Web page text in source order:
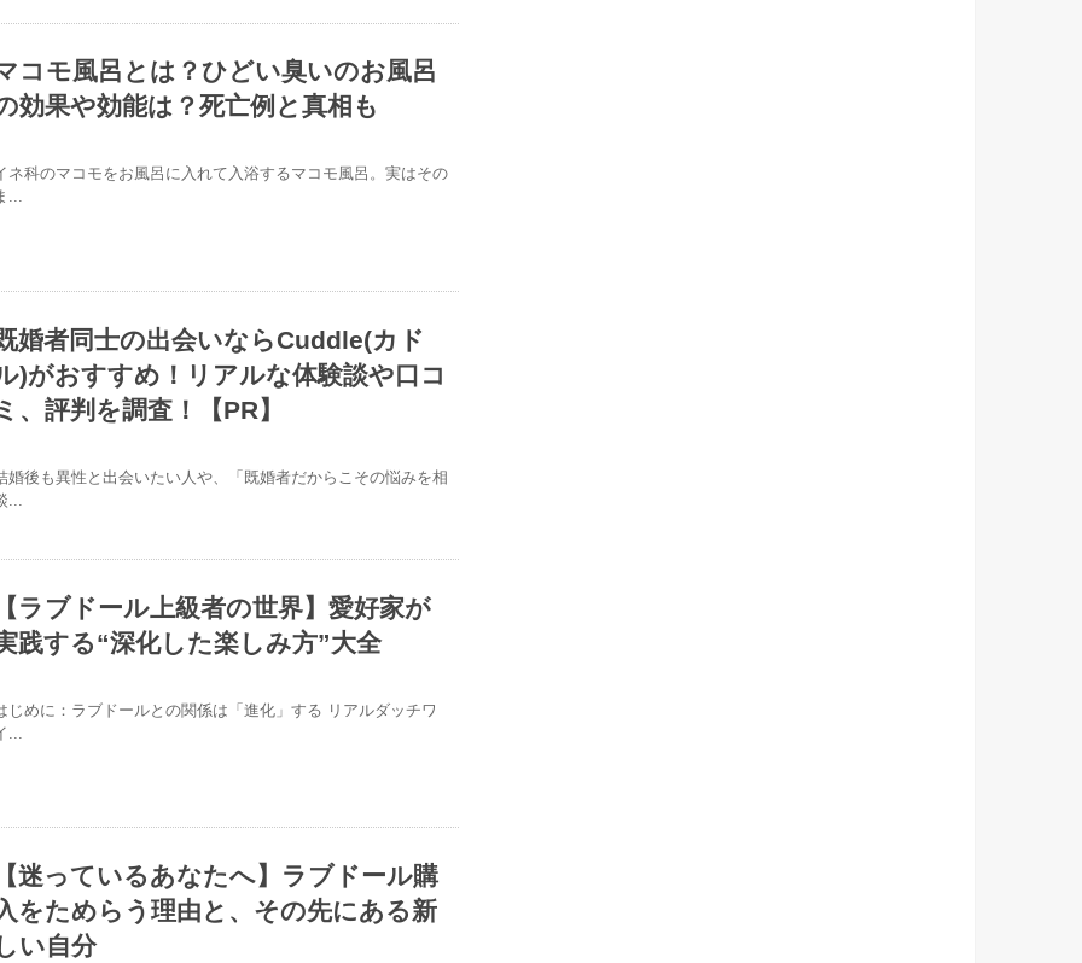
コモ風呂とは？ひどい臭いのお風呂
効果や効能は？死亡例と真相も
ネ科のマコモをお風呂に入れて入浴するマコモ風呂。実はその
...
婚者同士の出会いならCuddle(カド
)がおすすめ！リアルな体験談や口コ
、評判を調査！【PR】
婚後も異性と出会いたい人や、「既婚者だからこその悩みを相
...
ラブドール上級者の世界】愛好家が
践する“深化した楽しみ方”大全
じめに：ラブドールとの関係は「進化」する リアルダッチワ
...
迷っているあなたへ】ラブドール購
をためらう理由と、その先にある新
い自分